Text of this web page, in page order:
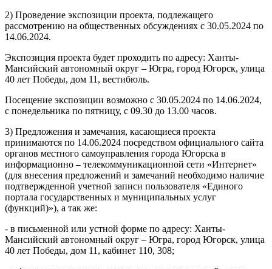
2) Проведение экспозиции проекта, подлежащего
рассмотрению на общественных обсуждениях с 30.05.2024 по
14.06.2024.
Экспозиция проекта будет проходить по адресу: Ханты-
Мансийский автономный округ – Югра, город Югорск, улица
40 лет Победы, дом 11, вестибюль.
Посещение экспозиции возможно с 30.05.2024 по 14.06.2024,
с понедельника по пятницу, с 09.30 до 13.00 часов.
3) Предложения и замечания, касающиеся проекта
принимаются по 14.06.2024 посредством официального сайта
органов местного самоуправления города Югорска в
информационно – телекоммуникационной сети «Интернет»
(для внесения предложений и замечаний необходимо наличие
подтвержденной учетной записи пользователя «Единого
портала государственных и муниципальных услуг
(функций)»), а так же:
- в письменной или устной форме по адресу: Ханты-
Мансийский автономный округ – Югра, город Югорск, улица
40 лет Победы, дом 11, кабинет 110, 308;